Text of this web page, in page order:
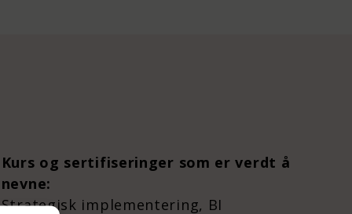
Kurs og sertifiseringer som er verdt å
nevne:
Strategisk implementering, BI